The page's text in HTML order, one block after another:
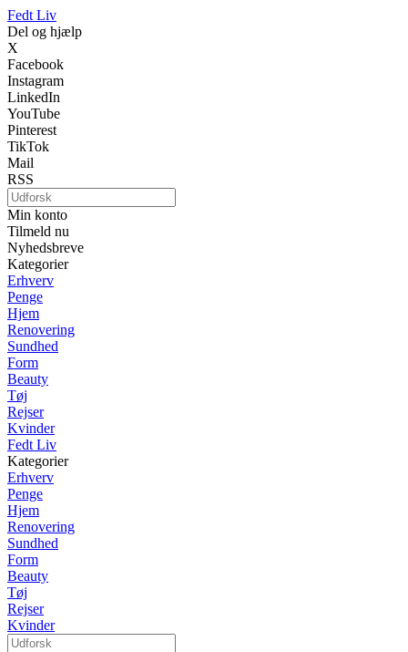
Fedt Liv
Del og hjælp
X
Facebook
Instagram
LinkedIn
YouTube
Pinterest
TikTok
Mail
RSS
Min konto
Tilmeld nu
Nyhedsbreve
Kategorier
Erhverv
Penge
Hjem
Renovering
Sundhed
Form
Beauty
Tøj
Rejser
Kvinder
Fedt Liv
Kategorier
Erhverv
Penge
Hjem
Renovering
Sundhed
Form
Beauty
Tøj
Rejser
Kvinder